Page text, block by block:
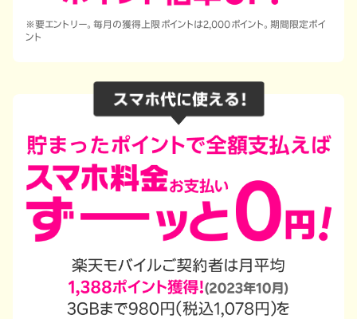
※要エントリー。毎月の獲得上限ポイントは2,000ポイント。期間限定ポイ
ント